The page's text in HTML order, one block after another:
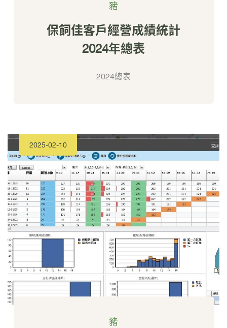
豬
保飼佳客戶經營成績統計
2024年總表
2024總表
2025-02-10
豬